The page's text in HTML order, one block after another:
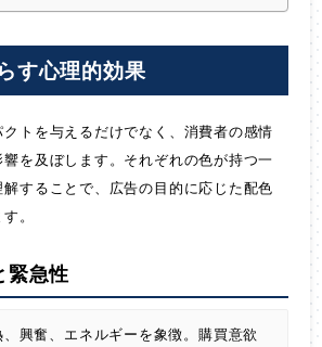
す心理的効果
トを与えるだけでなく、消費者の感情
を及ぼします。それぞれの色が持つ一
することで、広告の目的に応じた配色
。
緊急性
興奮、エネルギーを象徴。購買意欲